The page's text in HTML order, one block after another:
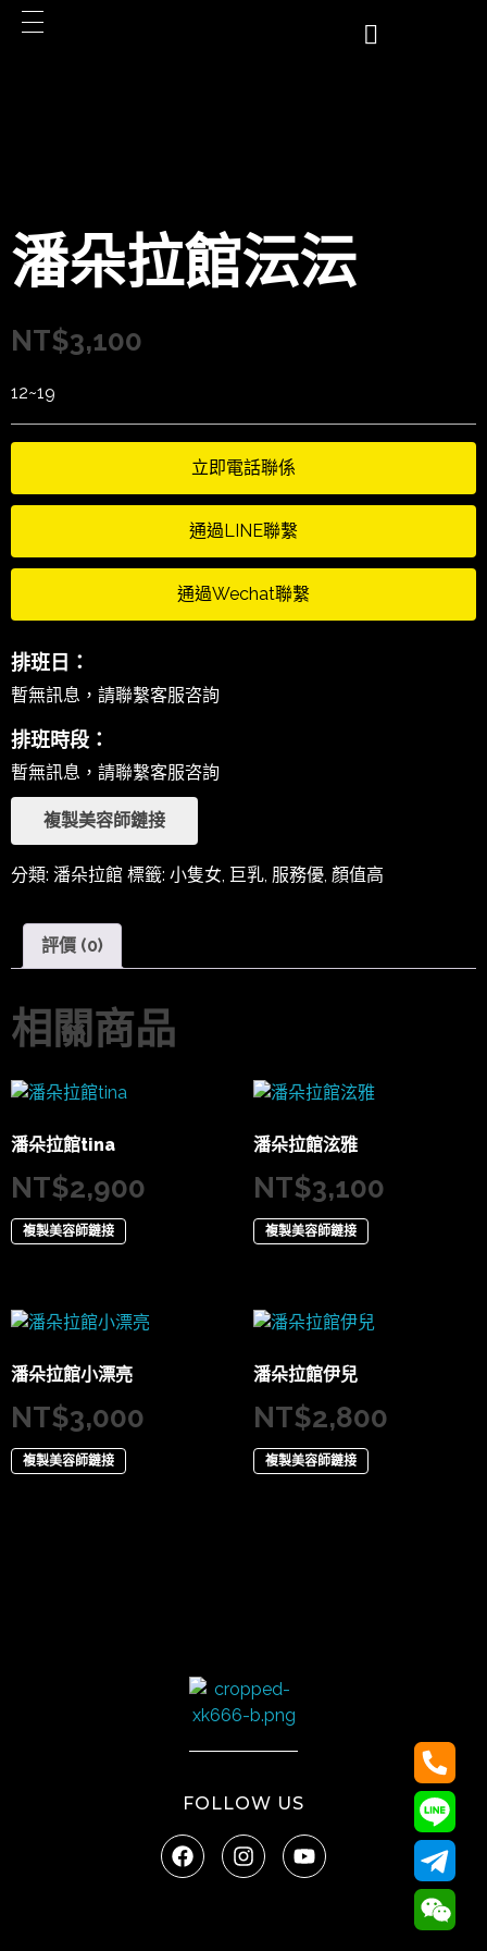
潘朵拉館沄沄
NT$3,100
12~19
立即電話聯係
通過LINE聯繫
通過Wechat聯繫
排班日：
暫無訊息，請聯繫客服咨詢
排班時段：
暫無訊息，請聯繫客服咨詢
複製美容師鏈接
分類: 潘朵拉館 標籤: 小隻女, 巨乳, 服務優, 顏值高
評價 (0)
相關商品
潘朵拉館tina
NT$2,900
複製美容師鏈接
潘朵拉館泫雅
NT$3,100
複製美容師鏈接
潘朵拉館小漂亮
NT$3,000
複製美容師鏈接
潘朵拉館伊兒
NT$2,800
複製美容師鏈接
FOLLOW US